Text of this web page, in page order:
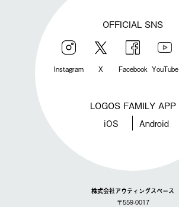
OFFICIAL SNS
Instagram X Facebook YouTube
LOGOS FAMILY APP
iOS Android
株式会社アウティングスペース
〒559-0017